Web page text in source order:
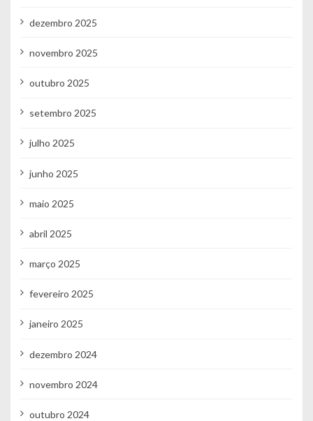
dezembro 2025
novembro 2025
outubro 2025
setembro 2025
julho 2025
junho 2025
maio 2025
abril 2025
março 2025
fevereiro 2025
janeiro 2025
dezembro 2024
novembro 2024
outubro 2024